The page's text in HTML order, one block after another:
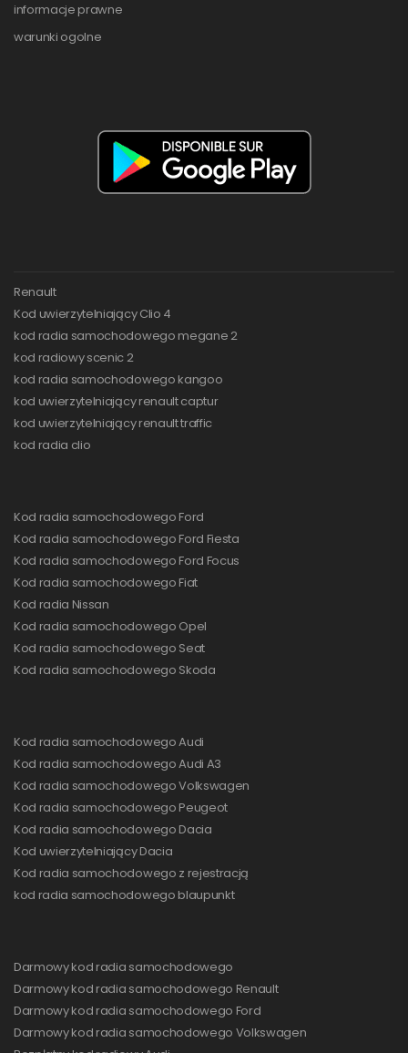
informacje prawne
warunki ogolne
Renault
Kod uwierzytelniający Clio 4
kod radia samochodowego megane 2
kod radiowy scenic 2
kod radia samochodowego kangoo
kod uwierzytelniający renault captur
kod uwierzytelniający renault traffic
kod radia clio
Kod radia samochodowego Ford
Kod radia samochodowego Ford Fiesta
Kod radia samochodowego Ford Focus
Kod radia samochodowego Fiat
Kod radia Nissan
Kod radia samochodowego Opel
Kod radia samochodowego Seat
Kod radia samochodowego Skoda
Kod radia samochodowego Audi
Kod radia samochodowego Audi A3
Kod radia samochodowego Volkswagen
Kod radia samochodowego Peugeot
Kod radia samochodowego Dacia
Kod uwierzytelniający Dacia
Kod radia samochodowego z rejestracją
kod radia samochodowego blaupunkt
Darmowy kod radia samochodowego
Darmowy kod radia samochodowego Renault
Darmowy kod radia samochodowego Ford
Darmowy kod radia samochodowego Volkswagen